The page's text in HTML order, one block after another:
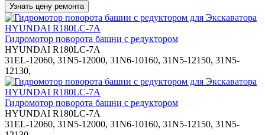
Гидромотор поворота башни с редуктором
HYUNDAI R180LC-7A
31EL-12060, 31N5-12000, 31N6-10160, 31N5-12150, 31N5-
12130,
Гидромотор поворота башни с редуктором
HYUNDAI R180LC-7A
31EL-12060, 31N5-12000, 31N6-10160, 31N5-12150, 31N5-